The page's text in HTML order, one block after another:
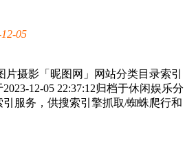
05
片摄影「昵图网」网站分类目录索引
12-05 22:37:12归档于休闲娱乐分
服务，供搜索引擎抓取/蜘蛛爬行和